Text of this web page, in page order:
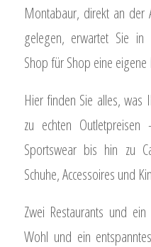
Montabaur, direkt an der
gelegen, erwartet Sie in
Shop für Shop eine
Hier finden Sie alles,
zu echten
Sportswear bis hin zu
Schuhe, Accessoires und
Zwei Restaurants und
Wohl und ein